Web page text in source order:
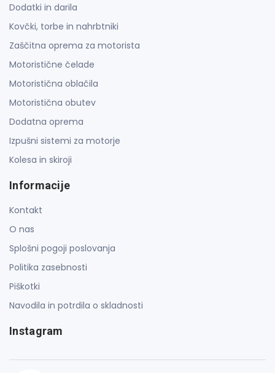
Dodatki in darila
Kovčki, torbe in nahrbtniki
Zaščitna oprema za motorista
Motoristične čelade
Motoristična oblačila
Motoristična obutev
Dodatna oprema
Izpušni sistemi za motorje
Kolesa in skiroji
Informacije
Kontakt
O nas
Splošni pogoji poslovanja
Politika zasebnosti
Piškotki
Navodila in potrdila o skladnosti
Instagram